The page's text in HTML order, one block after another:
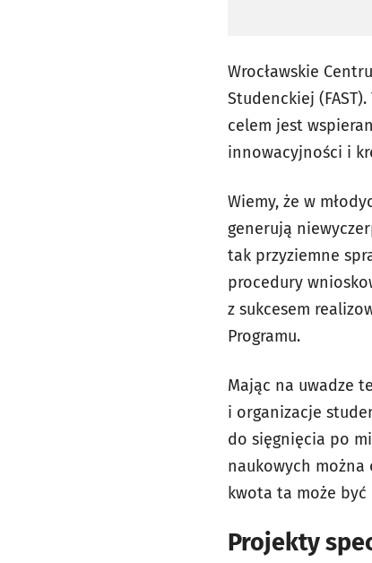
Wrocławskie
Studenckiej
celem jest
innowacyjności i
Wiemy, że w
generują
tak przyziemne
procedury
z sukcesem
Programu.
Mając na uwadze
i organizacje
do sięgnięcia po
naukowych można
kwota ta może być
Projekty